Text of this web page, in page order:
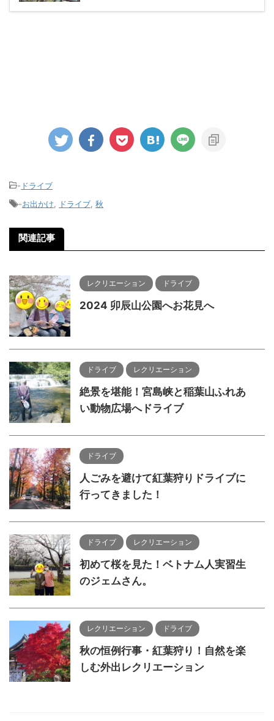
- ドライブ
-お出かけ ドライブ 秋
関連記事
レクリエーション ドライブ
2024 卯辰山公園へお花見へ
ドライブ レクリエーション
絶景を堪能！宮島峡と稲葉山ふれあ
い動物広場へドライブ
ドライブ
人ごみを避けて紅葉狩りドライブに
行ってきました！
ドライブ レクリエーション
初めて桜を見た！ベトナム人実習生
のジェムさん。
レクリエーション ドライブ
秋の恒例行事・紅葉狩り！自然を楽
しむ外出レクリエーション